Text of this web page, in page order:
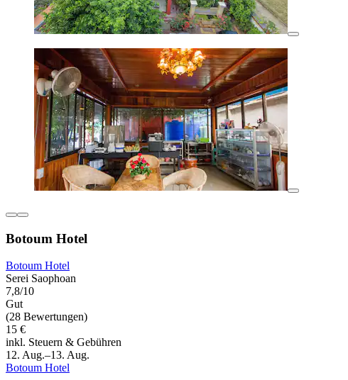
Botoum Hotel
Botoum Hotel
Serei Saophoan
7,8/10
Gut
(28 Bewertungen)
15 €
inkl. Steuern & Gebühren
12. Aug.–13. Aug.
Botoum Hotel